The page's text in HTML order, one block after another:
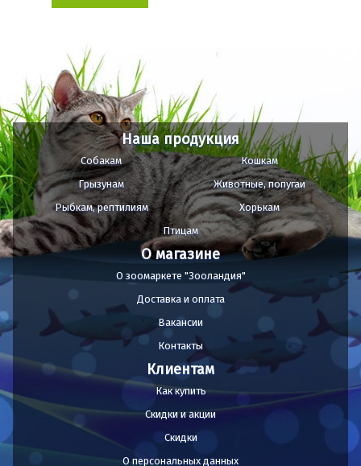
Наша продукция
Собакам
Кошкам
Грызунам
Животные, попугаи
Рыбкам, рептилиям
Хорькам
Птицам
О магазине
О зоомаркете "Зооландия"
Доставка и оплата
Вакансии
Контакты
Клиентам
Как купить
Скидки и акции
Скидки
О персональных данных